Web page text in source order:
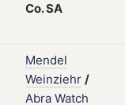
Co.SA
Mendel
Weinziehr /
Abra Watch